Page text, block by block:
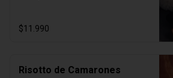
$11.990
Risotto de Camarones